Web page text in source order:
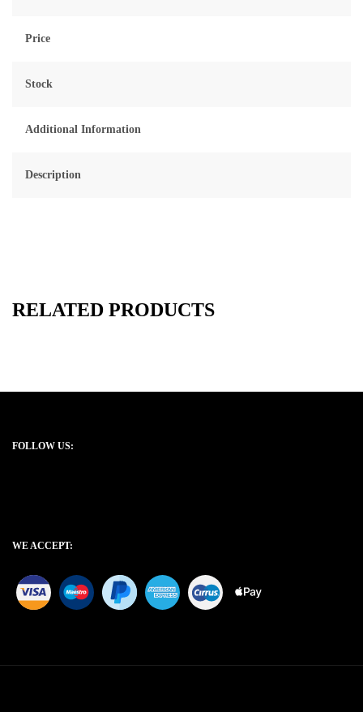
Price
Stock
Additional Information
Description
RELATED PRODUCTS
FOLLOW US:
WE ACCEPT: